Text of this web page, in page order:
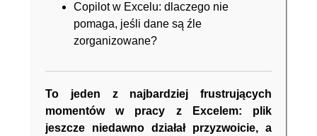
Copilot w Excelu: dlaczego nie
pomaga, jeśli dane są źle
zorganizowane?
To jeden z najbardziej frustrujących
momentów w pracy z Excelem: plik
jeszcze niedawno działał przyzwoicie, a